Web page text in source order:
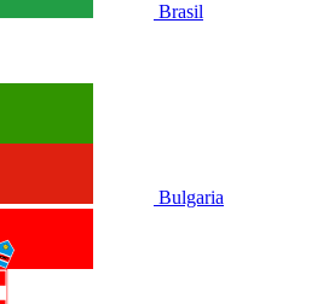
Brasil
Bulgaria